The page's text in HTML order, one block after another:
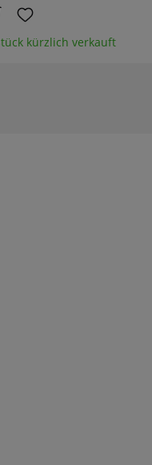
kürzlich verkauft